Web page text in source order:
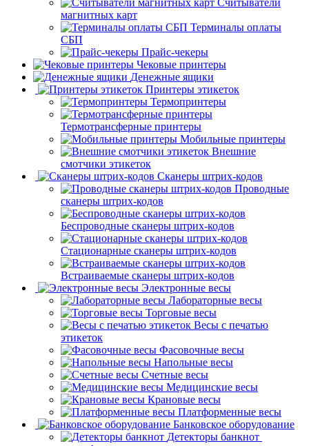
магнитных карт
Терминалы оплаты
СБП
Прайс-чекеры
Чековые принтеры
Денежные ящики
Принтеры этикеток
Термопринтеры
Термотрансферные принтеры
Мобильные принтеры
Внешние
смотчики этикеток
Сканеры штрих-кодов
Проводные
сканеры штрих-кодов
Беспроводные сканеры штрих-кодов
Стационарные сканеры штрих-кодов
Встраиваемые сканеры штрих-кодов
Электронные весы
Лабораторные весы
Торговые весы
Весы с печатью
этикеток
Фасовочные весы
Напольные весы
Счетные весы
Медицинские весы
Крановые весы
Платформенные весы
Банковское оборудование
Детекторы банкнот